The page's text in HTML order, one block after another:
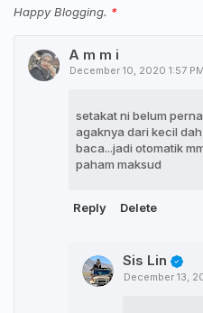
Happy Blogging.
A m m i
December 10, 2020 1:57 PM
setakat ni belum
agaknya dari kecil
baca...jadi otomatik
paham maksud
Reply Delete
Sis Lin
December 13,